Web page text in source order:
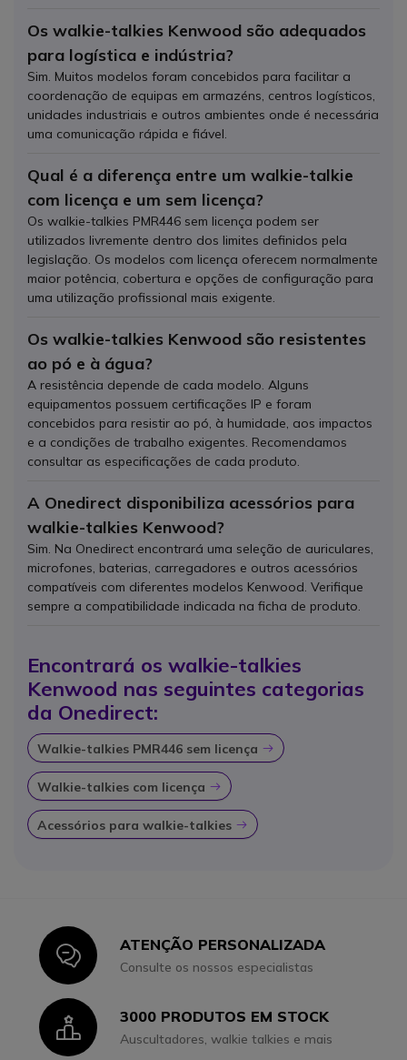
Os walkie-talkies Kenwood são adequados
para logística e indústria?
Sim. Muitos modelos foram concebidos para facilitar a
coordenação de equipas em armazéns, centros logísticos,
unidades industriais e outros ambientes onde é necessária
uma comunicação rápida e fiável.
Qual é a diferença entre um walkie-talkie
com licença e um sem licença?
Os walkie-talkies PMR446 sem licença podem ser
utilizados livremente dentro dos limites definidos pela
legislação. Os modelos com licença oferecem normalmente
maior potência, cobertura e opções de configuração para
uma utilização profissional mais exigente.
Os walkie-talkies Kenwood são resistentes
ao pó e à água?
A resistência depende de cada modelo. Alguns
equipamentos possuem certificações IP e foram
concebidos para resistir ao pó, à humidade, aos impactos
e a condições de trabalho exigentes. Recomendamos
consultar as especificações de cada produto.
A Onedirect disponibiliza acessórios para
walkie-talkies Kenwood?
Sim. Na Onedirect encontrará uma seleção de auriculares,
microfones, baterias, carregadores e outros acessórios
compatíveis com diferentes modelos Kenwood. Verifique
sempre a compatibilidade indicada na ficha de produto.
Encontrará os walkie-talkies
Kenwood nas seguintes categorias
da Onedirect:
Walkie-talkies PMR446 sem licença Ícone
Walkie-talkies com licença Ícone
Acessórios para walkie-talkies Ícone
IconATENÇÃO PERSONALIZADA
Consulte os nossos especialistas
Icon3000 PRODUTOS EM STOCK
Auscultadores, walkie talkies e mais